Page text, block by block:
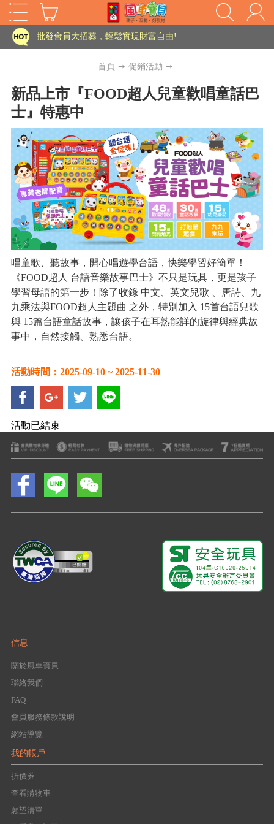
HOT
家長樂了!「風車書版集團暨FOOD超人企業總部」目前正興建中!
批發會員大招募，輕鬆實現財富自由!
老師您好!!幼教會員火熱招募中~
海外購物免煩惱！點我查看『海外購物流程說明』
家長樂了!「風車書版集團暨FOOD超人企業總部」目前正興建中!
批發會員大招募，輕鬆實現財富自由!
如需更改或重開發票 需在訂單成立三天內通知客服 寄回發票需附上回郵郵票
老師您好!!幼教會員火熱招募中~
海外購物免煩惱！點我查看『海外購物流程說明』
首頁 ➙ 促銷活動 ➙
新品上市『FOOD超人兒童歡唱童話巴
士』特惠中
唱童歌、聽故事，開心唱遊學台語，快樂學習好簡單！
《FOOD超人 台語音樂故事巴士》不只是玩具，更是孩子
學習母語的第一步！除了收錄 中文、英文兒歌 、唐詩、九
九乘法與FOOD超人主題曲 之外，特別加入 15首台語兒歌
與 15篇台語童話故事，讓孩子在耳熟能詳的旋律與經典故
事中，自然接觸、熟悉台語。
活動時間：2025-09-10 ~ 2025-11-30
活動已結束
信息
關於風車寶貝
聯絡我們
FAQ
會員服務條款說明
網站導覽
我的帳戶
折價券
查看購物車
願望清單